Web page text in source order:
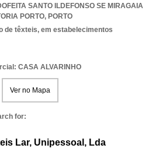
SANTO ILDEFONSO SE MIRAGAIA
PORTO, PORTO
de têxteis, em estabelecimentos
CASA ALVARINHO
Ver no Mapa
for:
Lar, Unipessoal, Lda